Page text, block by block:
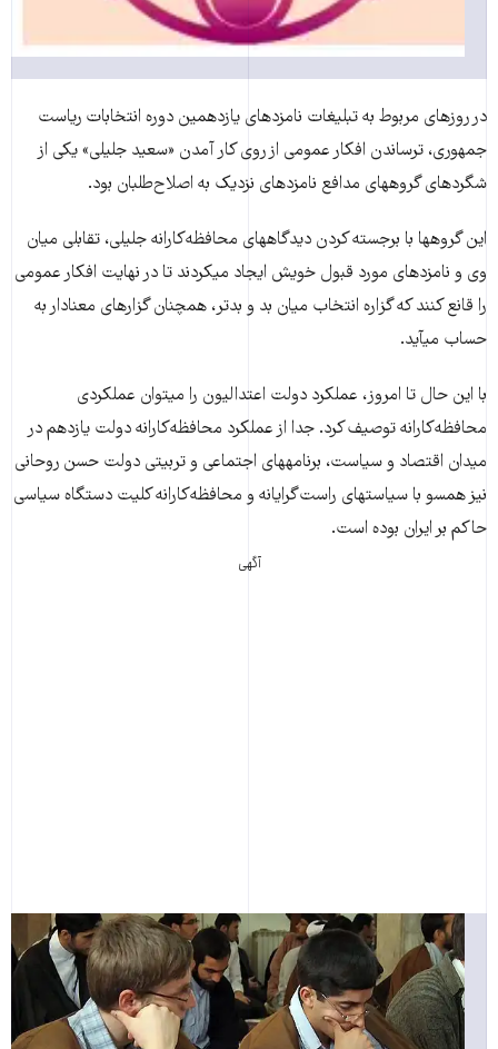
در روزهای مربوط به تبلیغات نامزدهای یازدهمین دوره انتخابات ریاست
جمهوری، ترساندن افکار عمومی از روی کار آمدن «سعید جلیلی» یکی از
شگردهای گروه­های مدافع نامزدهای نزدیک به اصلاح‌طلبان بود.
این گروه­ها با برجسته کردن دیدگاه­های محافظه‌کارانه جلیلی، تقابلی میان
وی و نامزدهای مورد قبول خویش ایجاد می­کردند تا در نهایت افکار عمومی
را قانع کنند که گزاره انتخاب میان بد و بدتر، همچنان گزاره­ای معنادار به
حساب می­آید.
با این حال تا امروز، عملکرد دولت اعتدالیون را می­توان عملکردی
محافظه‌کارانه توصیف کرد. جدا از عملکرد محافظه‌کارانه دولت یازدهم در
میدان اقتصاد و سیاست، برنامه­های اجتماعی و تربیتی دولت حسن روحانی
نیز همسو با سیاست­های راست‌گرایانه و محافظه‌کارانه کلیت دستگاه سیاسی
حاکم بر ایران بوده است.
آگهی